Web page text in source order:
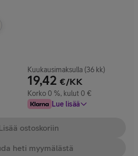
Kuukausimaksulla (36 kk)
19,42 €/KK
Korko 0 %, kulut 0 €
Lue lisää
ostoskoriin
heti myymälästä